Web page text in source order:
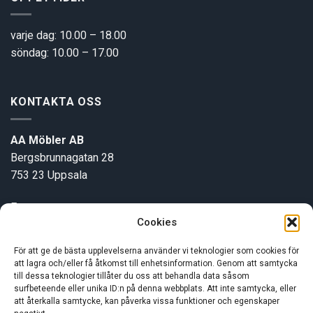
Cookies
För att ge de bästa upplevelserna använder vi teknologier som cookies för
att lagra och/eller få åtkomst till enhetsinformation. Genom att samtycka
till dessa teknologier tillåter du oss att behandla data såsom
surfbeteende eller unika ID:n på denna webbplats. Att inte samtycka, eller
att återkalla samtycke, kan påverka vissa funktioner och egenskaper
varje dag: 10.00 – 18.00
söndag: 10.00 – 17.00
KONTAKTA OSS
AA Möbler AB
Bergsbrunnagatan 28
753 23 Uppsala
E-post:
INFORMATION